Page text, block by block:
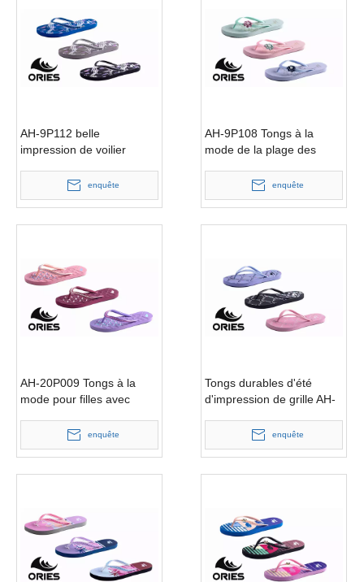
AH-9P112 belle
impression de voilier
femmes PE Flip Flop
enquête
AH-9P108 Tongs à la
mode de la plage des
conception de modèle
avec l'ornement de fleur
enquête
AH-20P009 Tongs à la
mode pour filles avec
enquête
Tongs durables d'été
d'impression de grille AH-
enquête